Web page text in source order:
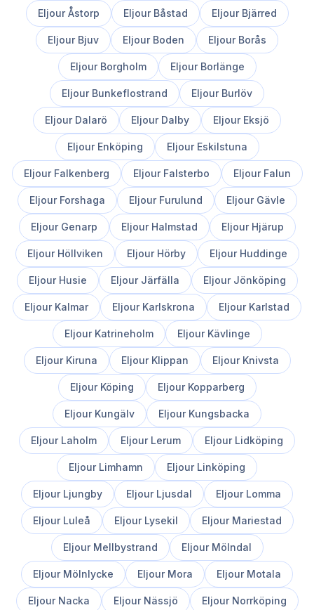
EljourÅstorp Eljour Båstad Eljour Bjärred
Eljour Bjuv Eljour Boden Eljour Borås
Eljour Borgholm Eljour Borlänge
Eljour Bunkeflostrand Eljour Burlöv
Eljour Dalarö Eljour Dalby Eljour Eksjö
Eljour Enköping Eljour Eskilstuna
Eljour Falkenberg Eljour Falsterbo Eljour Falun
Eljour Forshaga Eljour Furulund Eljour Gävle
Eljour Genarp Eljour Halmstad Eljour Hjärup
Eljour Höllviken Eljour Hörby Eljour Huddinge
Eljour Husie Eljour Järfälla Eljour Jönköping
Eljour Kalmar Eljour Karlskrona Eljour Karlstad
Eljour Katrineholm Eljour Kävlinge
Eljour Kiruna Eljour Klippan Eljour Knivsta
Eljour Köping Eljour Kopparberg
Eljour Kungälv Eljour Kungsbacka
Eljour Laholm Eljour Lerum Eljour Lidköping
Eljour Limhamn Eljour Linköping
Eljour Ljungby Eljour Ljusdal Eljour Lomma
Eljour Luleå Eljour Lysekil Eljour Mariestad
Eljour Mellbystrand Eljour Mölndal
Eljour Mölnlycke Eljour Mora Eljour Motala
Eljour Nacka Eljour Nässjö Eljour Norrköping